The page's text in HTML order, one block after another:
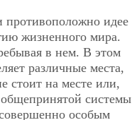
противоположно идее
жизненного мира.
в нем. В этом
различные места,
стоит на месте или,
общепринятой системы
особым